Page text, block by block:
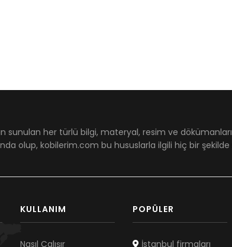
sunulan her türlü bilgi, materyal, resim ve
olup, kobilerim.com bu hususlarla ilgili hiç bir
KULLANIM
Nasıl Çalışır
POPÜLER
İstanbul firmaları